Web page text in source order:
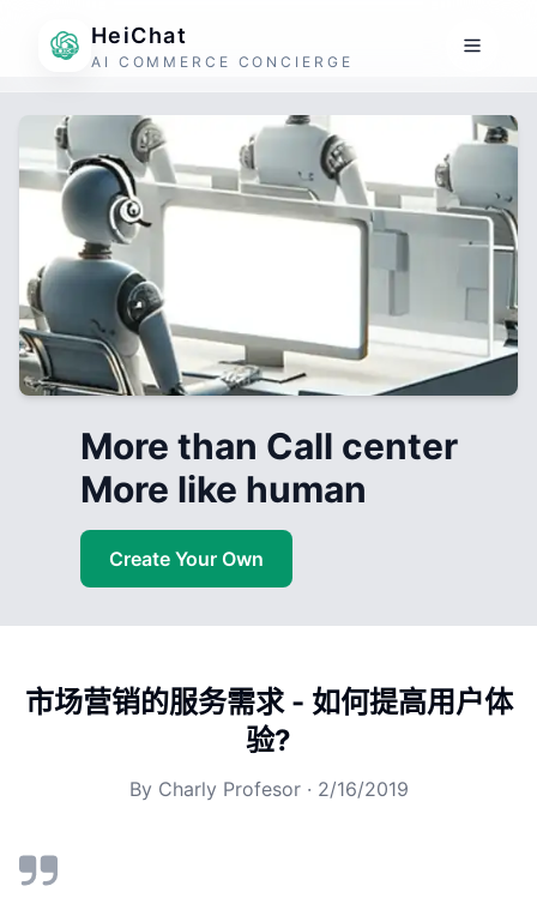
HeiChat
AI COMMERCE CONCIERGE
More than Call center
More like human
Create Your Own
市场营销的服务需求 - 如何提高用户体
验?
By Charly Profesor· 2/16/2019